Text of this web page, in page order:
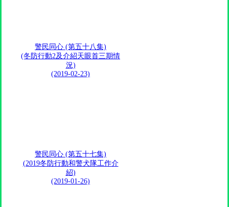
警民同心 (第五十八集)
(冬防行動2及介紹天眼首三期情
況)
(2019-02-23)
警民同心 (第五十七集)
(2019冬防行動和警犬隊工作介
紹)
(2019-01-26)